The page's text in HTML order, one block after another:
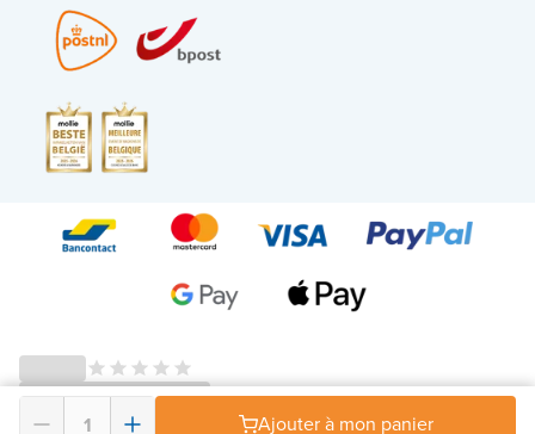
Ajouter à mon panier
© 2026 - X²O Salles de bains – Numéro de TVA : BE0627.861.895 -